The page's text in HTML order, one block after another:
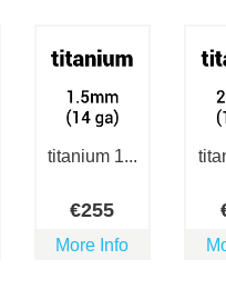
titanium 1...
€255
More Info